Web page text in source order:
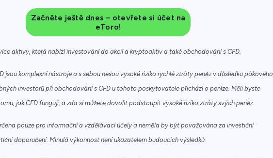
Začněte ještě dnes – otevřete si účet na
eToro!
aktivy, která nabízí investování do akcií a kryptoaktiv a také obchodování s CFD.
jsou komplexní nástroje a s sebou nesou vysoké riziko rychlé ztráty peněz v důsledku pákového
investorů při obchodování s CFD u tohoto poskytovatele přichází o peníze. Měli byste
jak CFD fungují, a zda si můžete dovolit podstoupit vysoké riziko ztráty svých peněz.
pouze pro informační a vzdělávací účely a neměla by být považována za investiční
doporučení. Minulá výkonnost není ukazatelem budoucích výsledků.